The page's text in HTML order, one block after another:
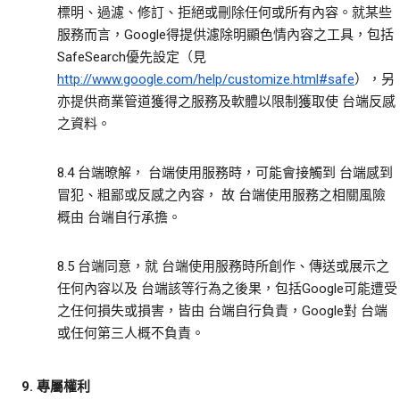
標明、過濾、修訂、拒絕或刪除任何或所有內容。就某些
服務而言，Google得提供濾除明顯色情內容之工具，包括
SafeSearch優先設定（見
http://www.google.com/help/customize.html#safe），另
亦提供商業管道獲得之服務及軟體以限制獲取使 台端反感
之資料。
8.4 台端暸解， 台端使用服務時，可能會接觸到 台端感到
冒犯、粗鄙或反感之內容， 故 台端使用服務之相關風險
概由 台端自行承擔。
8.5 台端同意，就 台端使用服務時所創作、傳送或展示之
任何內容以及 台端該等行為之後果，包括Google可能遭受
之任何損失或損害，皆由 台端自行負責，Google對 台端
或任何第三人概不負責。
9. 專屬權利